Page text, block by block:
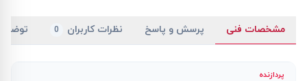
مشخصات فنی پرسش و پاسخ نظرات کاربران 0
پردازنده